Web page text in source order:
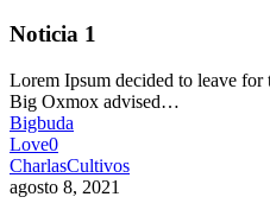
Noticia 1
Lorem Ipsum decided to leave
Big Oxmox advised…
Bigbuda
Love0
CharlasCultivos
agosto 8, 2021